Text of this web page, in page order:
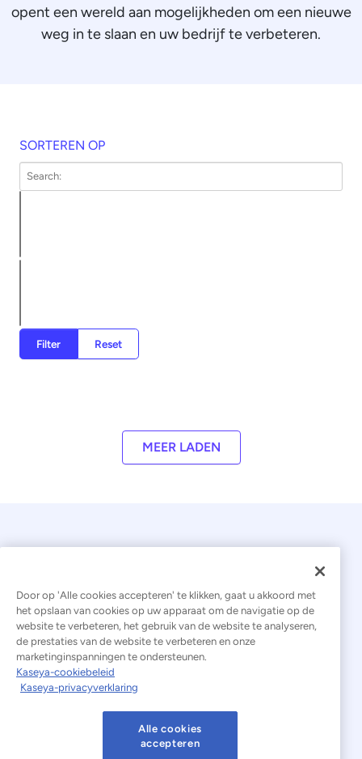
opent een wereld aan mogelijkheden om een nieuwe
weg in te slaan en uw bedrijf te verbeteren.
SORTEREN OP
Filter Reset
MEER LADEN
© 2026 Kaseya. Alle rechten voorbehouden.
Nederlands
Verklaring inzake moderne slavernij
Gebruiksvoorwaarden van de website
Door op 'Alle cookies accepteren' te klikken, gaat u akkoord met
het opslaan van cookies op uw apparaat om de navigatie op de
website te verbeteren, het gebruik van de website te analyseren,
de prestaties van de website te verbeteren en onze
marketinginspanningen te ondersteunen.
Kaseya-cookiebeleid
Kaseya-privacyverklaring
Alle cookies
accepteren